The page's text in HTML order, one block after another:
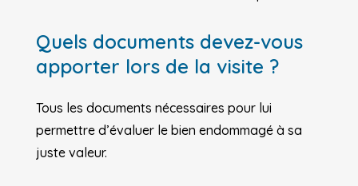
Quels documents devez-vous
apporter lors de la visite ?
Tous les documents nécessaires pour lui
permettre d’évaluer le bien endommagé à sa
juste valeur.